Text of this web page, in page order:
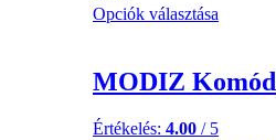
Opciók választása
MODIZ Komód
Értékelés: 4.00 / 5